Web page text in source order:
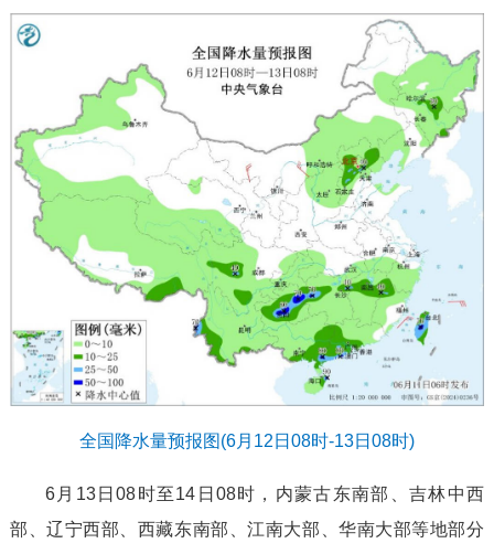
全国降水量预报图(6月12日08时-13日08时)
6月13日08时至14日08时，内蒙古东南部、吉林中西
部、辽宁西部、西藏东南部、江南大部、华南大部等地部分